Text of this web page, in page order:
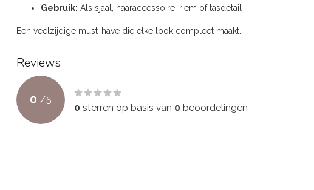
Gebruik: Als sjaal, haaraccessoire, riem of tasdetail
Een veelzijdige must-have die elke look compleet maakt.
Reviews
0 /5
0 sterren op basis van 0 beoordelingen